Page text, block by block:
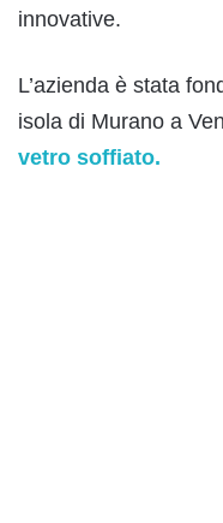
innovative.
L’azienda è stata
isola di Murano a
vetro soffiato.